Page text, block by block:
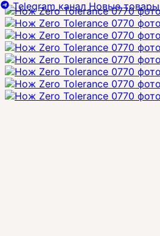
Telegram канал Новые товары